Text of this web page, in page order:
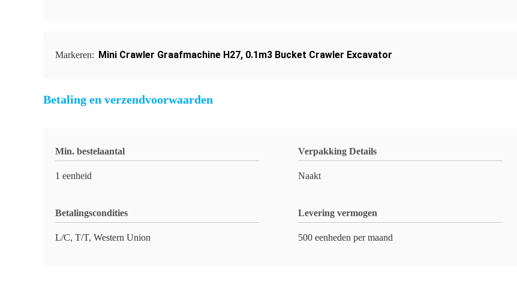
Markeren: Mini Crawler Graafmachine H27, 0.1m3 Bucket Crawler Excavator
Betaling en verzendvoorwaarden
Min. bestelaantal
1 eenheid
Verpakking Details
Naakt
Betalingscondities
L/C, T/T, Western Union
Levering vermogen
500 eenheden per maand